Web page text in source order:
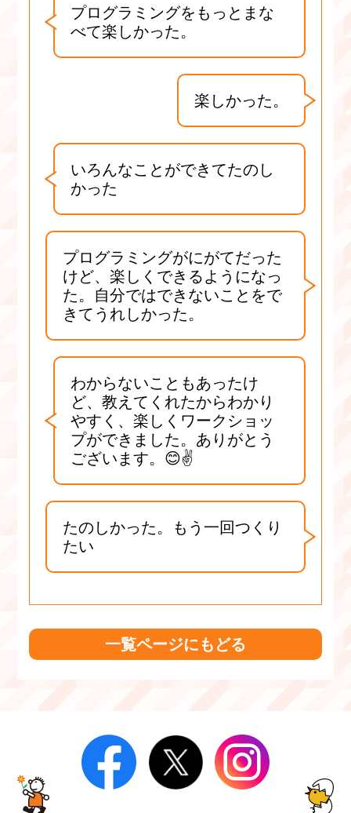
プログラミングをもっとまな
べて楽しかった。
楽しかった。
いろんなことができてたのし
かった
プログラミングがにがてだった
けど、楽しくできるようになっ
た。自分ではできないことをで
きてうれしかった。
わからないこともあったけ
ど、教えてくれたからわかり
やすく、楽しくワークショッ
プができました。ありがとう
ございます。😊✌
たのしかった。もう一回つくり
たい
一覧ページにもどる